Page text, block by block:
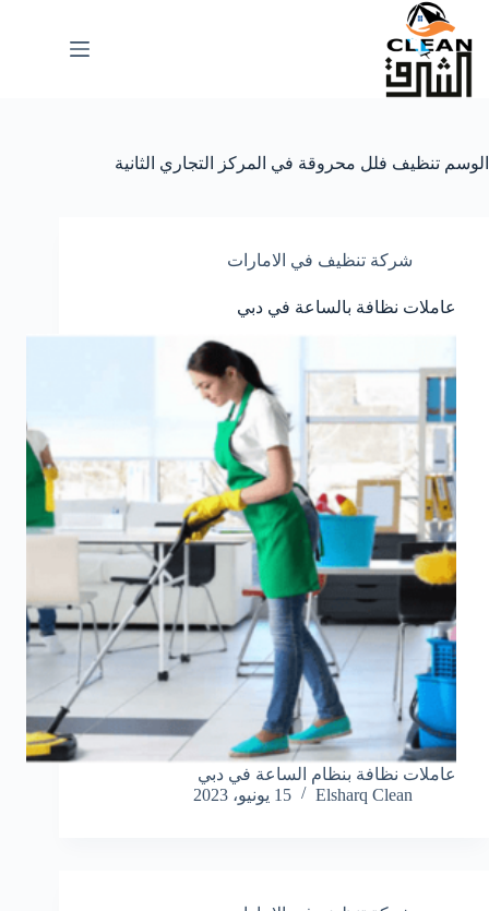
التجاوز
المحتوى
الوسم تنظيف فلل محروقة في المركز التجاري الثانية
شركة تنظيف في الامارات
عاملات نظافة بالساعة في دبي
عاملات نظافة بنظام الساعة في دبي
Elsharq Clean
15 يونيو، 2023